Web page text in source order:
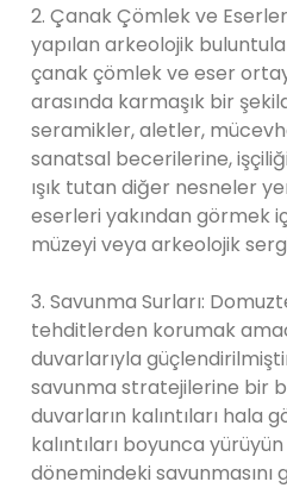
2. Çanak Çömlek ve
yapılan arkeolojik
çanak çömlek ve eser
arasında karmaşık bir
seramikler, aletler,
sanatsal becerilerine,
ışık tutan diğer nesneler
eserleri yakından görmek
müzeyi veya arkeolojik
3. Savunma Surları:
tehditlerden korumak
duvarlarıyla
savunma stratejilerine bir
duvarların kalıntıları hala
kalıntıları boyunca
dönemindeki savunmasını